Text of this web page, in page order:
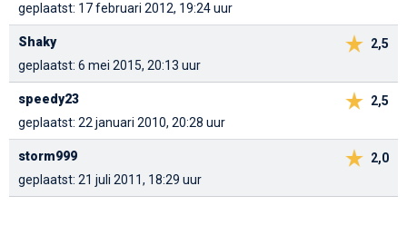
geplaatst: 17 februari 2012, 19:24 uur
2,5
Shaky
geplaatst: 6 mei 2015, 20:13 uur
2,5
speedy23
geplaatst: 22 januari 2010, 20:28 uur
2,0
storm999
geplaatst: 21 juli 2011, 18:29 uur